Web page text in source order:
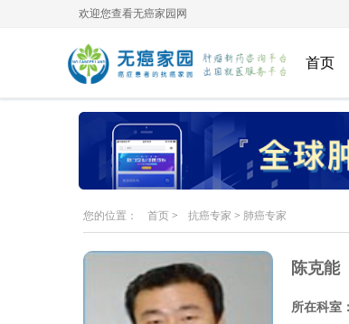
欢迎您查看无癌家园网
首页
您的位置： 首页 > 抗癌专家 > 肺癌专家
陈克能
所在科室：